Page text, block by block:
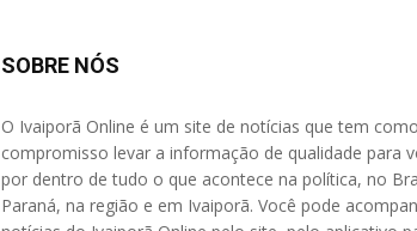
SOBRE NÓS
O Ivaiporã Online é um site de notícias que tem como
compromisso levar a informação de qualidade para
por dentro de tudo o que acontece na política, no
Paraná, na região e em Ivaiporã. Você pode